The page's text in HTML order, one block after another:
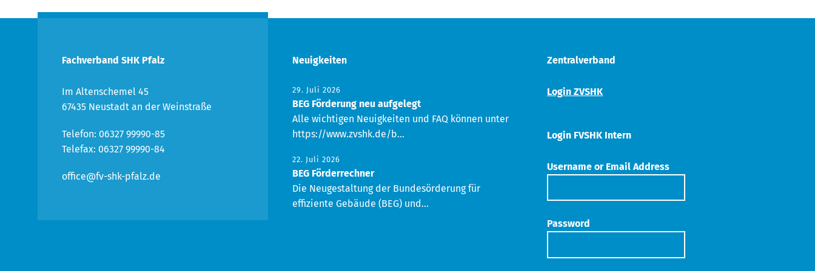
Fachverband SHK Pfalz
Im Altenschemel 45
67435 Neustadt an der Weinstraße
Telefon: 06327 99990-85
Telefax: 06327 99990-84
office@fv-shk-pfalz.de
Neuigkeiten
29. Juli 2026
BEG Förderung neu aufgelegt
Alle wichtigen Neuigkeiten und FAQ können unter
https://www.zvshk.de/b...
22. Juli 2026
BEG Förderrechner
Die Neugestaltung der Bundesörderung für
effiziente Gebäude (BEG) und...
Zentralverband
Login ZVSHK
Login FVSHK Intern
Username or Email Address
Password